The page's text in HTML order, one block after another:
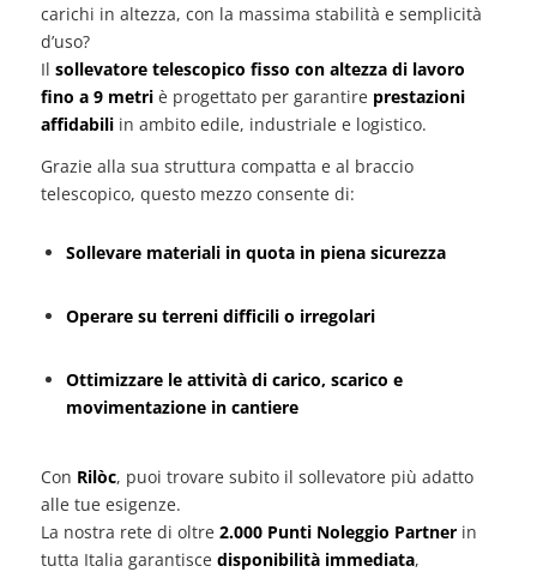
carichi in altezza, con la massima stabilità e semplicità
d’uso?
Il sollevatore telescopico fisso con altezza di lavoro
fino a 9 metriè progettato per garantire prestazioni
affidabiliin ambito edile, industriale e logistico.
Grazie alla sua struttura compatta e al braccio
telescopico, questo mezzo consente di:
Sollevare materiali in quota in piena sicurezza
Operare su terreni difficili o irregolari
Ottimizzare le attività di carico, scarico e
movimentazione in cantiere
Con Rilòc, puoi trovare subito il sollevatore più adatto
alle tue esigenze.
La nostra rete di oltre 2.000 Punti Noleggio Partnerin
tutta Italia garantisce disponibilità immediata,